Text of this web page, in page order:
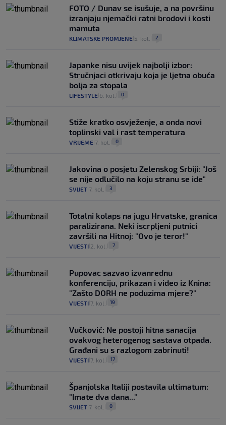
FOTO / Dunav se isušuje, a na površinu
izranjaju njemački ratni brodovi i kosti
mamuta
KLIMATSKE PROMJENE 5. kol. 2
Japanke nisu uvijek najbolji izbor:
Stručnjaci otkrivaju koja je ljetna obuća
bolja za stopala
LIFESTYLE 6. kol. 0
Stiže kratko osvježenje, a onda novi
toplinski val i rast temperatura
VRIJEME 7. kol. 0
Jakovina o posjetu Zelenskog Srbiji: "Još
se nije odlučilo na koju stranu se ide"
SVIJET 7. kol. 3
Totalni kolaps na jugu Hrvatske, granica
paralizirana. Neki iscrpljeni putnici
završili na Hitnoj: "Ovo je teror!"
VIJESTI 2. kol. 7
Pupovac sazvao izvanrednu
konferenciju, prikazan i video iz Knina:
"Zašto DORH ne poduzima mjere?"
VIJESTI 7. kol. 19
Vučković: Ne postoji hitna sanacija
ovakvog heterogenog sastava otpada.
Građani su s razlogom zabrinuti!
VIJESTI 7. kol. 17
Španjolska Italiji postavila ultimatum:
"Imate dva dana..."
SVIJET 7. kol. 0